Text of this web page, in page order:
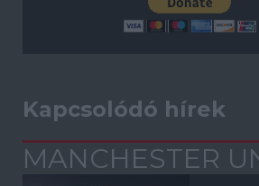
Kapcsolódó hírek
MANCHESTER